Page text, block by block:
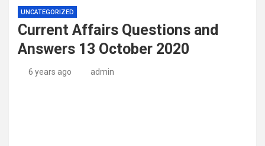
UNCATEGORIZED
Current Affairs Questions and
Answers 13 October 2020
6 years ago admin